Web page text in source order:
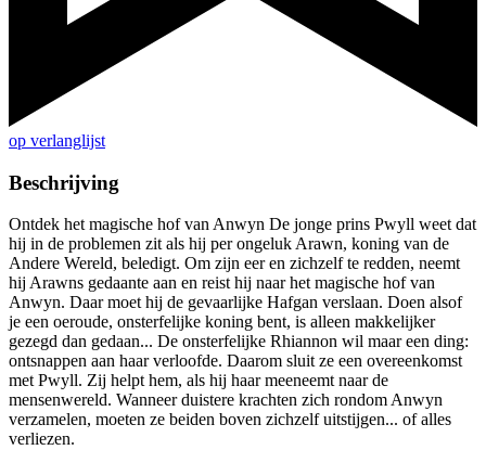
op verlanglijst
Beschrijving
Ontdek het magische hof van Anwyn De jonge prins Pwyll weet dat
hij in de problemen zit als hij per ongeluk Arawn, koning van de
Andere Wereld, beledigt. Om zijn eer en zichzelf te redden, neemt
hij Arawns gedaante aan en reist hij naar het magische hof van
Anwyn. Daar moet hij de gevaarlijke Hafgan verslaan. Doen alsof
je een oeroude, onsterfelijke koning bent, is alleen makkelijker
gezegd dan gedaan... De onsterfelijke Rhiannon wil maar een ding:
ontsnappen aan haar verloofde. Daarom sluit ze een overeenkomst
met Pwyll. Zij helpt hem, als hij haar meeneemt naar de
mensenwereld. Wanneer duistere krachten zich rondom Anwyn
verzamelen, moeten ze beiden boven zichzelf uitstijgen... of alles
verliezen.